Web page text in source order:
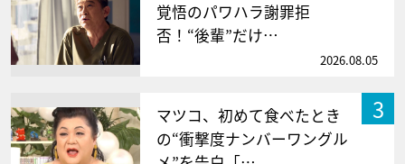
覚悟のパワハラ謝罪拒
否！“後輩”だけ…
2026.08.05
3
マツコ、初めて食べたとき
の“衝撃度ナンバーワングル